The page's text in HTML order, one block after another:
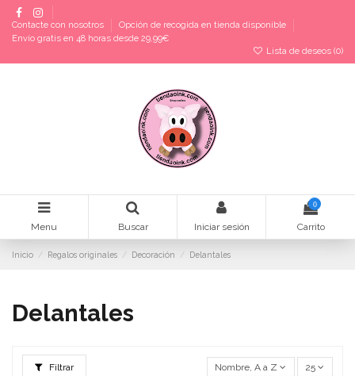
Contacte con nosotros
Opción de recogida en tienda disponible
Envío gratis en 48 horas desde 29,99€
Lista de deseos (0)
Menu Buscar Iniciar sesión
0
Carrito
Inicio Regalos originales Decoración Delantales
Delantales
Filtrar Nombre, A a Z 25